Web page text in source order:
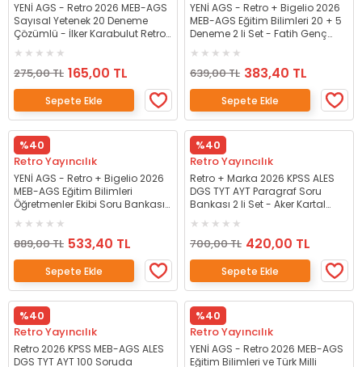
YENİ AGS - Retro 2026 MEB-AGS
Sayısal Yetenek 20 Deneme
Çözümlü - İlker Karabulut Retro
275,00 TL 165,00 TL
Sepete Ekle
YENİ AGS - Retro + Bigelio 2026
MEB-AGS Eğitim Bilimleri 20 + 5
Deneme 2 li Set - Fatih Genç
639,00 TL 383,40 TL
Sepete Ekle
%40
Retro Yayıncılık
YENİ AGS - Retro + Bigelio 2026
MEB-AGS Eğitim Bilimleri
Öğretmenler Ekibi Soru Bankası
Retro + Bigelio Yayıncılık
889,00 TL 533,40 TL
Sepete Ekle
%40
Retro Yayıncılık
Retro + Marka 2026 KPSS ALES
DGS TYT AYT Paragraf Soru
Bankası 2 li Set - Aker Kartal
700,00 TL 420,00 TL
Sepete Ekle
%40
Retro Yayıncılık
Retro 2026 KPSS MEB-AGS ALES
DGS TYT AYT 100 Soruda
%40
Retro Yayıncılık
YENİ AGS - Retro 2026 MEB-AGS
Eğitim Bilimleri ve Türk Milli